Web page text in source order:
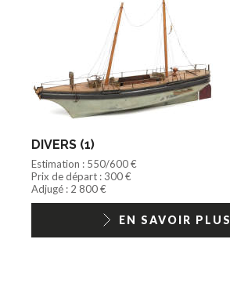
DIVERS (1)
Estimation : 550/600 €
Prix de départ : 300 €
Adjugé : 2 800 €
EN SAVOIR PLUS